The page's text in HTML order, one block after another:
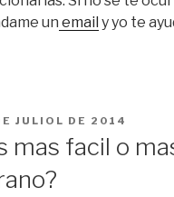
un email y yo te
JULIOL DE 2014
mas facil o